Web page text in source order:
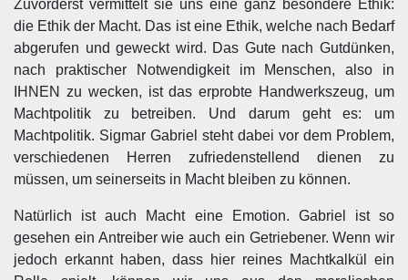
Zuvorderst vermittelt sie uns eine ganz besondere Ethik:
die Ethik der Macht. Das ist eine Ethik, welche nach Bedarf
abgerufen und geweckt wird. Das Gute nach Gutdünken,
nach praktischer Notwendigkeit im Menschen, also in
IHNEN zu wecken, ist das erprobte Handwerkszeug, um
Machtpolitik zu betreiben. Und darum geht es: um
Machtpolitik. Sigmar Gabriel steht dabei vor dem Problem,
verschiedenen Herren zufriedenstellend dienen zu
müssen, um seinerseits in Macht bleiben zu können.
Natürlich ist auch Macht eine Emotion. Gabriel ist so
gesehen ein Antreiber wie auch ein Getriebener. Wenn wir
jedoch erkannt haben, dass hier reines Machtkalkül ein